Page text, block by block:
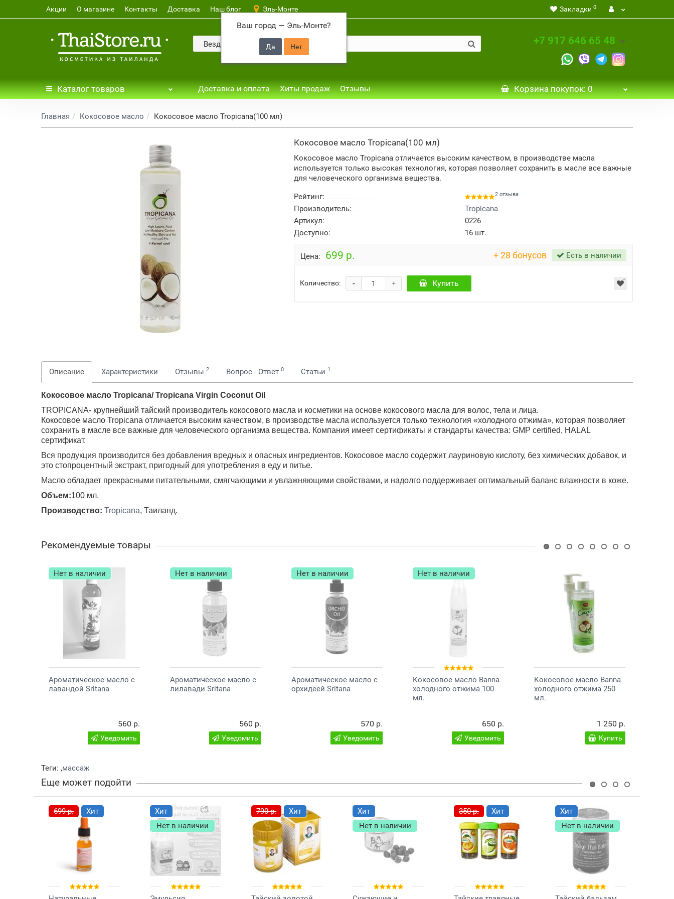
Акции О магазине Контакты Доставка Наш блог Эль-Монте
Ваш город — Эль-Монте?
Закладки 0
Везде +7 917 646 65 48
Каталогтоваров Доставка и оплата Хиты продаж Отзывы Корзинапокупок: 0
Главная Кокосовое масло Кокосовое масло Tropicana(100 мл)
Кокосовое масло Tropicana(100 мл)
Кокосовое масло Tropicana отличается высоким качеством, в производстве масла
используется только высокая технология, которая позволяет сохранить в масле все важные
для человеческого организма вещества.
Рейтинг: 2 отзыва
Производитель:
Tropicana
Артикул:
0226
Доступно:
16шт.
Цена: 699 р. + 28 бонусов Есть в наличии
Количество: +
- Купить
Описание Характеристики Отзывы2 Вопрос - Ответ0 Статьи 1
Кокосовое масло Tropicana/ Tropicana Virgin Coconut Oil
TROPICANA- крупнейший тайский производитель кокосового масла и косметики на основе кокосового масла для волос, тела и лица.
Кокосовое масло Tropicana отличается высоким качеством, в производстве масла используется только технология «холодного отжима», которая позволяет
сохранить в масле все важные для человеческого организма вещества. Компания имеет сертификаты и стандарты качества: GMP certified, HALAL
сертификат.
Вся продукция производится без добавления вредных и опасных ингредиентов. Кокосовое масло содержит лауриновую кислоту, без химических добавок, и
это стопроцентный экстракт, пригодный для употребления в еду и питье.
Масло обладает прекрасными питательными, смягчающими и увлажняющими свойствами, и надолго поддерживает оптимальный баланс влажности в коже.
Объем:100 мл.
Производство: Tropicana, Таиланд.
Рекомендуемые товары
Нет в наличии
Ароматическое масло с
лавандой Sritana
560 р.
Уведомить
Нет в наличии
Ароматическое масло с
лилавади Sritana
560 р.
Уведомить
Нет в наличии
Ароматическое масло с
орхидеей Sritana
570 р.
Уведомить
Нет в наличии
Кокосовое масло Banna
холодного отжима 100
мл.
650 р.
Уведомить
Кокосовое масло Banna
холодного отжима 250
мл.
1 250 р.
Купить
Теги: ,массаж
Еще может подойти
699 р. Хит
Хит
Нет в наличии
790 р. Хит
Хит
Нет в наличии
350 р. Хит
Хит
Нет в наличии